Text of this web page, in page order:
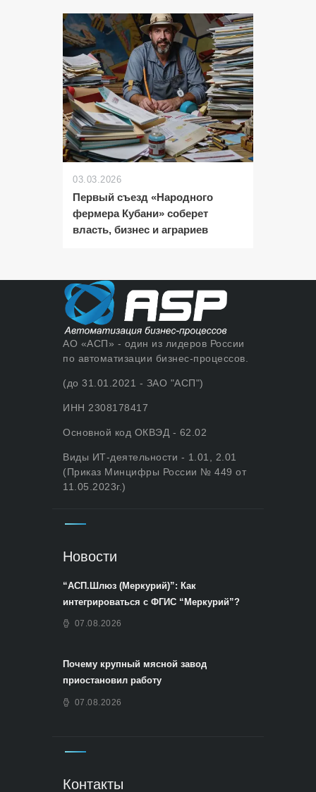
03.03.2026
Первый съезд «Народного
фермера Кубани» соберет
власть, бизнес и аграриев
АО «АСП» - один из лидеров России
по автоматизации бизнес-процессов.
(до 31.01.2021 - ЗАО "АСП")
ИНН 2308178417
Основной код ОКВЭД - 62.02
Виды ИТ-деятельности - 1.01, 2.01
(Приказ Минцифры России № 449 от
11.05.2023г.)
Новости
“АСП.Шлюз (Меркурий)”: Как
интегрироваться с ФГИС “Меркурий”?
07.08.2026
Почему крупный мясной завод
приостановил работу
07.08.2026
Контакты